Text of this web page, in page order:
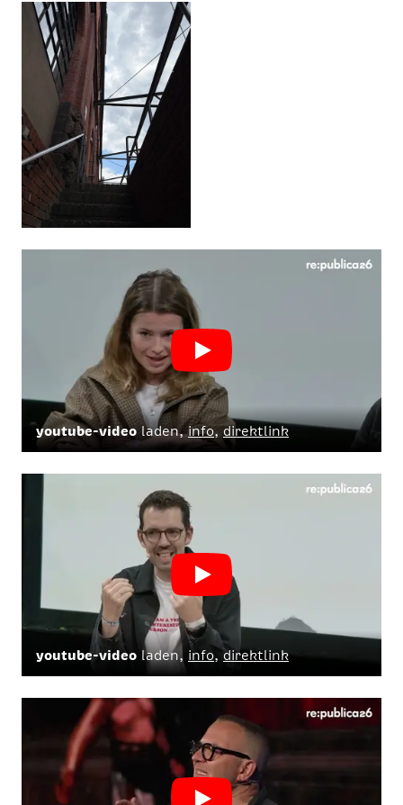
youtube-video laden, info,direktlink
youtube-video laden, info direktlink